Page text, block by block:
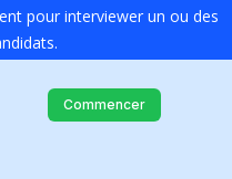
pour interviewer un ou des
Commencer